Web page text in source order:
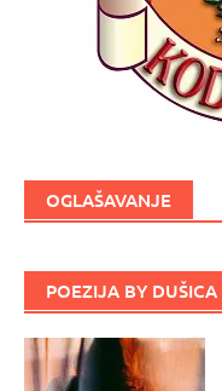
OGLAŠAVANJE
POEZIJA BY DUŠICA